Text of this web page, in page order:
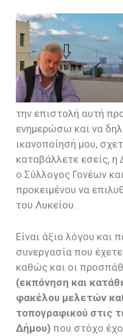
την επιστολή αυτή
ενημερώσω και να
ικανοποίησή μου,
καταβάλλετε εσείς, η
ο Σύλλογος Γονέων
προκειμένου να
του Λυκείου.
Είναι άξιο λόγου και
συνεργασία που
καθώς και οι
(εκπόνηση και
φακέλου μελετών
τοπογραφικού στις
Δήμου)που στόχο